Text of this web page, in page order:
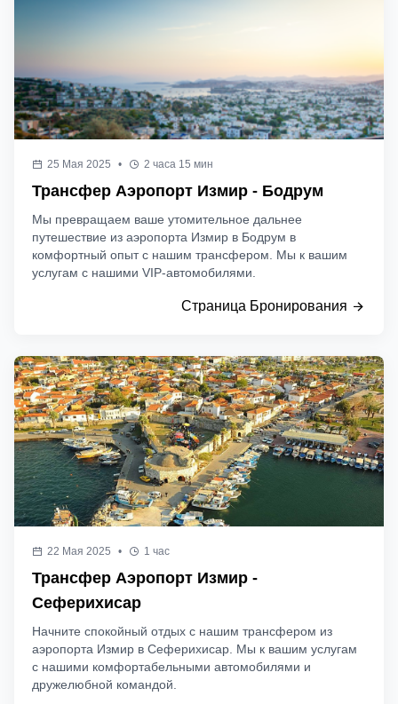
25 Мая 2025 • 2 часа 15 мин
Трансфер Аэропорт Измир - Бодрум
Мы превращаем ваше утомительное дальнее
путешествие из аэропорта Измир в Бодрум в
комфортный опыт с нашим трансфером. Мы к вашим
услугам с нашими VIP-автомобилями.
Страница Бронирования
22 Мая 2025 • 1 час
Трансфер Аэропорт Измир -
Сеферихисар
Начните спокойный отдых с нашим трансфером из
аэропорта Измир в Сеферихисар. Мы к вашим услугам
с нашими комфортабельными автомобилями и
дружелюбной командой.